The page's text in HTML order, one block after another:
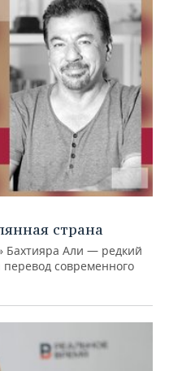
страна
Бахтияра Али — редкий
перевод современного